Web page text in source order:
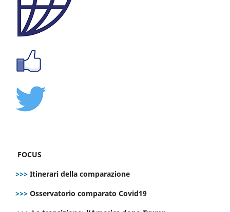
FOCUS
>>> Itinerari della comparazione
>>> Osservatorio comparato Covid19